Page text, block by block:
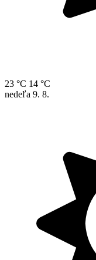
23 °C 14 °C
nedeľa 9. 8.